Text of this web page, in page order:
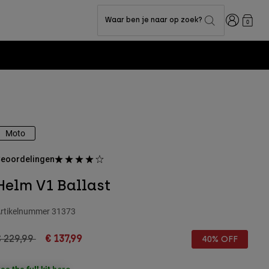
Waar ben je naar op zoek? Inloggen
0
Moto
V1 Ballast
31373
reduced from
229,99to€ 137,99 40% OFF